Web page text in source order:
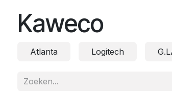
Kaweco
Atlanta Logitech